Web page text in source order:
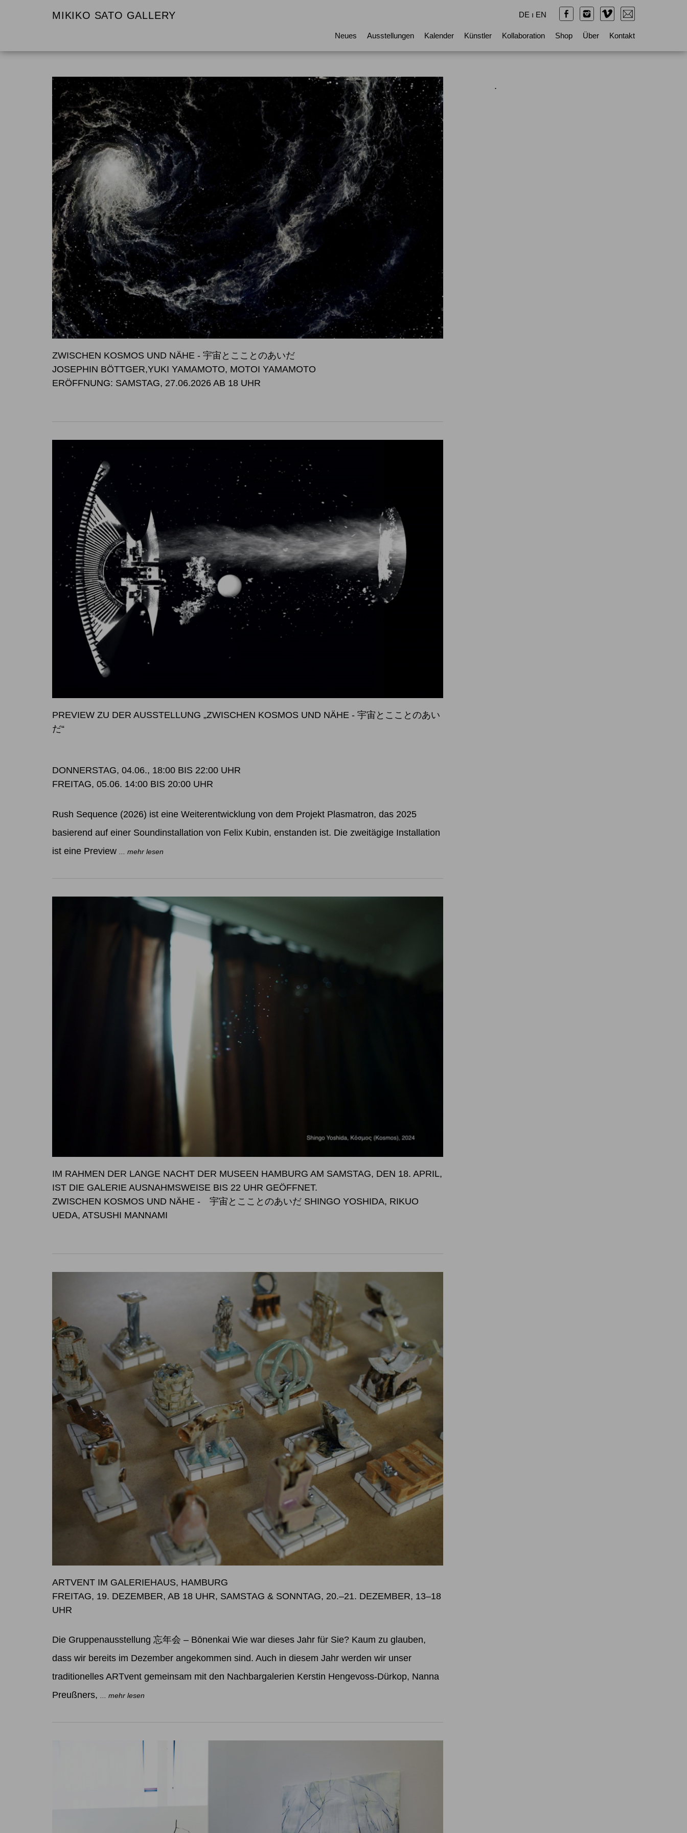
MIKIKO SATO GALLERY
Neues Ausstellungen Kalender Künstler Kollaboration Shop Über Kontakt
DE ı EN
.
ZWISCHEN KOSMOS UND NÄHE - 宇宙とこことのあいだ
JOSEPHIN BÖTTGER,YUKI YAMAMOTO, MOTOI YAMAMOTO
ERÖFFNUNG: SAMSTAG, 27.06.2026 AB 18 UHR
PREVIEW ZU DER AUSSTELLUNG „ZWISCHEN KOSMOS UND NÄHE - 宇宙とこことのあい
だ“
DONNERSTAG, 04.06., 18:00 BIS 22:00 UHR
FREITAG, 05.06. 14:00 BIS 20:00 UHR
Rush Sequence (2026) ist eine Weiterentwicklung von dem Projekt Plasmatron, das 2025
basierend auf einer Soundinstallation von Felix Kubin, enstanden ist. Die zweitägige Installation
ist eine Preview
... mehr lesen
IM RAHMEN DER LANGE NACHT DER MUSEEN HAMBURG AM SAMSTAG, DEN 18. APRIL,
IST DIE GALERIE AUSNAHMSWEISE BIS 22 UHR GEÖFFNET.
ZWISCHEN KOSMOS UND NÄHE - 宇宙とこことのあいだ SHINGO YOSHIDA, RIKUO
UEDA, ATSUSHI MANNAMI
ARTVENT IM GALERIEHAUS, HAMBURG
FREITAG, 19. DEZEMBER, AB 18 UHR, SAMSTAG & SONNTAG, 20.–21. DEZEMBER, 13–18
UHR
Die Gruppenausstellung 忘年会 – Bōnenkai Wie war dieses Jahr für Sie? Kaum zu glauben,
dass wir bereits im Dezember angekommen sind. Auch in diesem Jahr werden wir unser
traditionelles ARTvent gemeinsam mit den Nachbargalerien Kerstin Hengevoss-Dürkop, Nanna
Preußners, ... mehr lesen